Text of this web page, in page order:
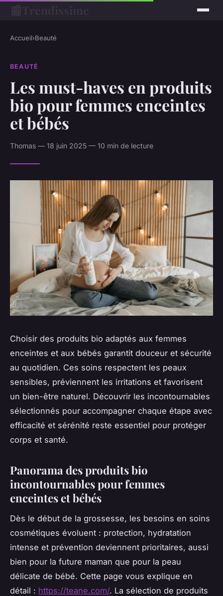
Accueil›Beauté
BEAUTÉ
Les must-haves en produits
bio pour femmes enceintes
et bébés
Thomas — 18 juin 2025 — 10 min de lecture
Choisir des produits bio adaptés aux femmes
enceintes et aux bébés garantit douceur et sécurité
au quotidien. Ces soins respectent les peaux
sensibles, préviennent les irritations et favorisent
un bien-être naturel. Découvrir les incontournables
sélectionnés pour accompagner chaque étape avec
efficacité et sérénité reste essentiel pour protéger
corps et santé.
Panorama des produits bio
incontournables pour femmes
enceintes et bébés
Dès le début de la grossesse, les besoins en soins
cosmétiques évoluent : protection, hydratation
intense et prévention deviennent prioritaires, aussi
bien pour la future maman que pour la peau
délicate de bébé. Cette page vous explique en
détail : https://teane.com/. La sélection de produits